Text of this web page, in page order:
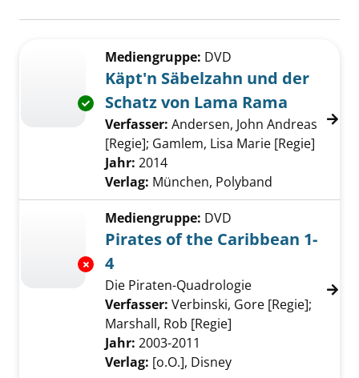
Zu den Suchfiltern springen
Exemplar-Details von Käpt'n Säbelzahn und
Mediengruppe: DVD
Käpt'n Säbelzahn und der
Schatz von Lama Rama
Verfasser: Andersen, John Andreas
[Regie]; Gamlem, Lisa Marie [Regie]
Jahr: 2014
Verlag: München, Polyband
Exemplar-Details von Pirates of the
Mediengruppe: DVD
Pirates of the Caribbean 1-
4
Die Piraten-Quadrologie
Verfasser: Verbinski, Gore [Regie];
Marshall, Rob [Regie]
Jahr: 2003-2011
Verlag: [o.O.], Disney